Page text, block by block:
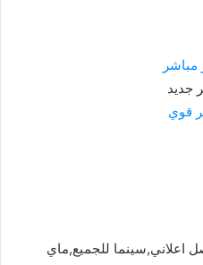
جديد
قوي
اعلاني,سينما للجميع,ماي